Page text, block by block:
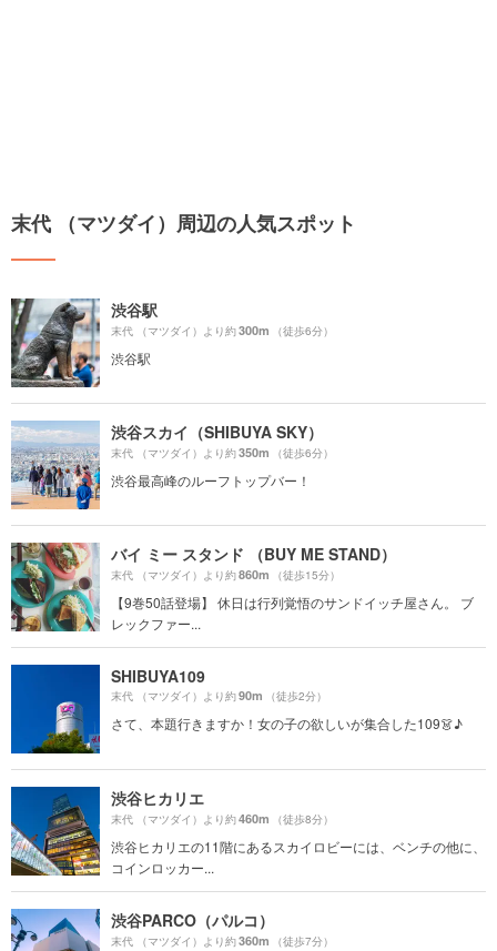
末代 （マツダイ）周辺の人気スポット
渋谷駅
末代 （マツダイ）より約300m （徒歩6分）
渋谷駅
渋谷スカイ（SHIBUYA SKY）
末代 （マツダイ）より約350m （徒歩6分）
渋谷最高峰のルーフトップバー！
バイ ミー スタンド （BUY ME STAND）
末代 （マツダイ）より約860m （徒歩15分）
【9巻50話登場】 休日は行列覚悟のサンドイッチ屋さん。 ブ
レックファー...
SHIBUYA109
末代 （マツダイ）より約90m （徒歩2分）
さて、本題行きますか！女の子の欲しいが集合した109👗♪
渋谷ヒカリエ
末代 （マツダイ）より約460m （徒歩8分）
渋谷ヒカリエの11階にあるスカイロビーには、ベンチの他に、
コインロッカー...
渋谷PARCO（パルコ）
末代 （マツダイ）より約360m （徒歩7分）